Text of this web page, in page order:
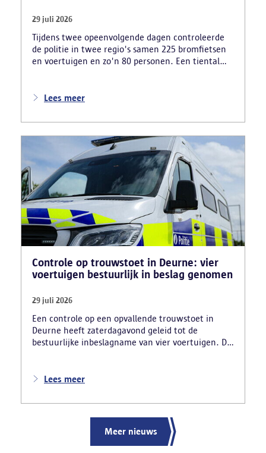
29 juli 2026
Tijdens twee opeenvolgende dagen controleerde
de politie in twee regio's samen 225 bromfietsen
en voertuigen en zo'n 80 personen. Een tiental
beslag genomen. Daarnaast arresteerde de politie
motorblokken en inbrekersmateriaal gevonden.
Lees meer
Controle op trouwstoet in Deurne: vier
voertuigen bestuurlijk in beslag genomen
29 juli 2026
Een controle op een opvallende trouwstoet in
Deurne heeft zaterdagavond geleid tot de
bestuurlijke inbeslagname van vier voertuigen. De
nadat meerdere weggebruikers melding hadden
ernstige verkeershinder die dat als gevolg had.
Lees meer
Meer nieuws